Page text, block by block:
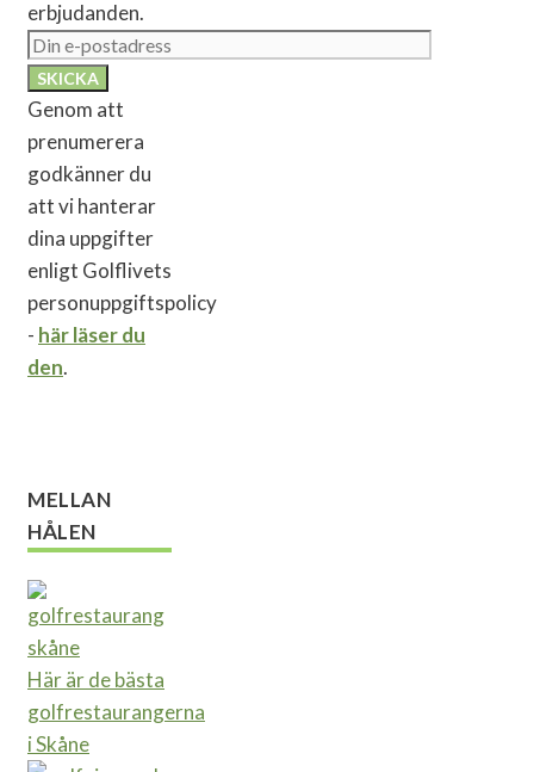
erbjudanden.
Genom att
prenumerera
godkänner du
att vi hanterar
dina uppgifter
enligt Golflivets
personuppgiftspolicy
- här läser du
den.
MELLAN
HÅLEN
Här är de bästa
golfrestaurangerna
i Skåne